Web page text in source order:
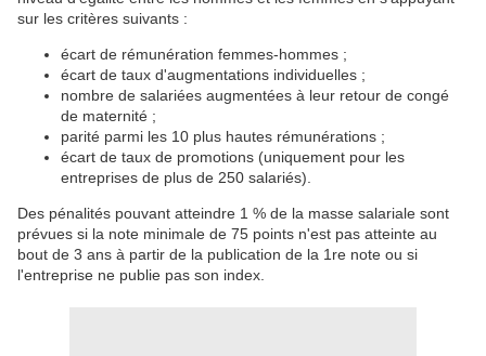
sur les critères suivants :
écart de rémunération femmes-hommes ;
écart de taux d'augmentations individuelles ;
nombre de salariées augmentées à leur retour de congé
de maternité ;
parité parmi les 10 plus hautes rémunérations ;
écart de taux de promotions (uniquement pour les
entreprises de plus de 250 salariés).
Des pénalités pouvant atteindre 1 % de la masse salariale sont
prévues si la note minimale de 75 points n'est pas atteinte au
bout de 3 ans à partir de la publication de la 1re note ou si
l'entreprise ne publie pas son index.